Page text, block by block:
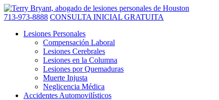
713-973-8888 CONSULTA INICIAL GRATUITA
Lesiones Personales
Compensación Laboral
Lesiones Cerebrales
Lesiones en la Columna
Lesiones por Quemaduras
Muerte Injusta
Neglicencia Médica
Accidentes Automovilísticos